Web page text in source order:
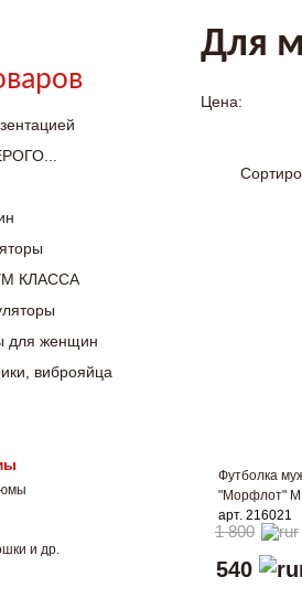
КЛАССА
для женщин
виброяйца
и др.
Для
Цена:
Футболка
"Морфлот" M
арт. 216021
540
1 800